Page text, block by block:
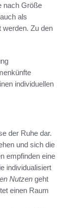
nach Größe
als
werden. Zu den
individuellen
der Ruhe dar.
und sich die
empfinden eine
individualisiert
Nutzen geht
einen Raum